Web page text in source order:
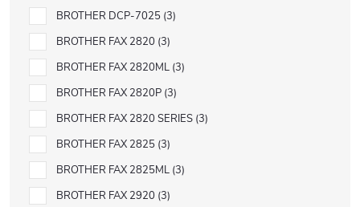
BROTHER DCP-7025 3
BROTHER FAX 2820 3
BROTHER FAX 2820ML 3
BROTHER FAX 2820P 3
BROTHER FAX 2820 SERIES 3
BROTHER FAX 2825 3
BROTHER FAX 2825ML 3
BROTHER FAX 2920 3